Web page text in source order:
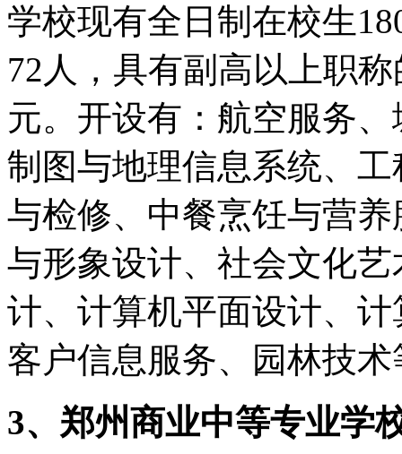
学校现有全日制在校生
72人，具有副高以上职
元。开设有：航空服务
制图与地理信息系统、
与检修、中餐烹饪与营
与形象设计、社会文化
计、计算机平面设计、
客户信息服务、园林技
3、郑州商业中等专业学